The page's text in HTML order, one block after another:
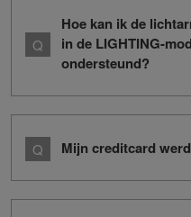
Hoe kan ik de
in de LIGHTING-
ondersteund?
Mijn creditcard